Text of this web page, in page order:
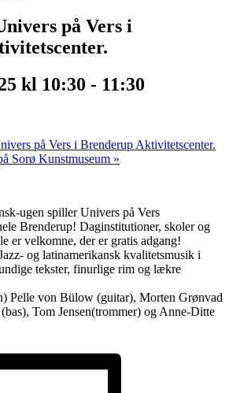
på Vers i
kl 10:30 - 11:30
på Vers i Brenderup Aktivitetscenter.
Sorø Kunstmuseum »
ugen spiller Univers på Vers
Brenderup! Daginstitutioner, skoler og
er velkomne, der er gratis adgang!
og latinamerikansk kvalitetsmusik i
tekster, finurlige rim og lækre
Pelle von Bülow (guitar), Morten Grønvad
Tom Jensen(trommer) og Anne-Ditte